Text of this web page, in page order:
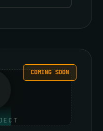
COMING SOON